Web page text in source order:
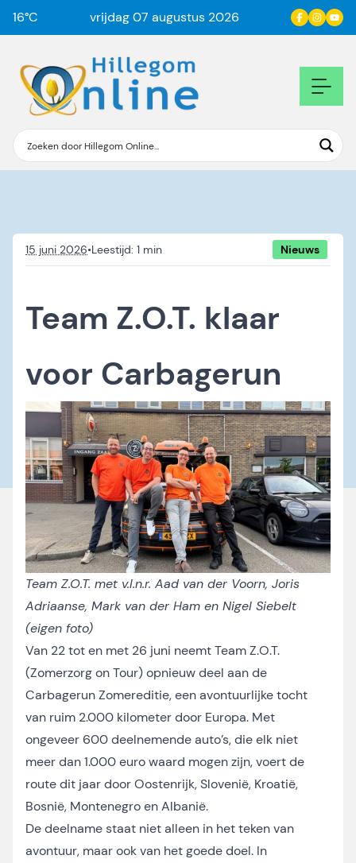
16°C vrijdag 07 augustus 2026
15 juni 2026• Nieuws
Team Z.O.T. klaar
voor Carbagerun
Team Z.O.T. met v.l.n.r. Aad van der Voorn, Joris
Adriaanse, Mark van der Ham en Nigel Siebelt
(eigen foto)
Van 22 tot en met 26 juni neemt Team Z.O.T.
(Zomerzorg on Tour) opnieuw deel aan de
Carbagerun Zomereditie, een avontuurlijke tocht
van ruim 2.000 kilometer door Europa. Met
ongeveer 600 deelnemende auto’s, die elk niet
meer dan 1.000 euro waard mogen zijn, voert de
route dit jaar door Oostenrijk, Slovenië, Kroatië,
Bosnië, Montenegro en Albanië.
De deelname staat niet alleen in het teken van
avontuur, maar ook van het goede doel. In